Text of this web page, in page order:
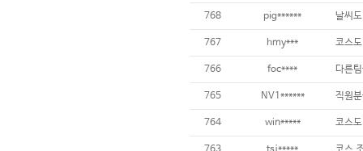
768 pig******
767 hmy***
766 foc****
765 NV1****** 직원
764 win*****